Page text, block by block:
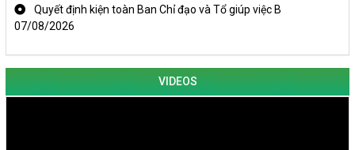
Quyết định kiện toàn Ban Chỉ đạo và Tổ giúp việc B
07/08/2026
VIDEOS